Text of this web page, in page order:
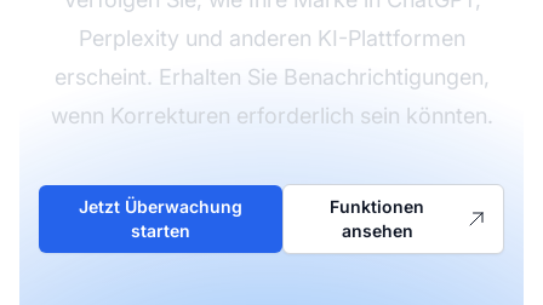
Perplexity und anderen KI-Plattformen
erscheint. Erhalten Sie Benachrichtigungen,
wenn Korrekturen erforderlich sein könnten.
Jetzt Überwachung
starten
Funktionen
ansehen